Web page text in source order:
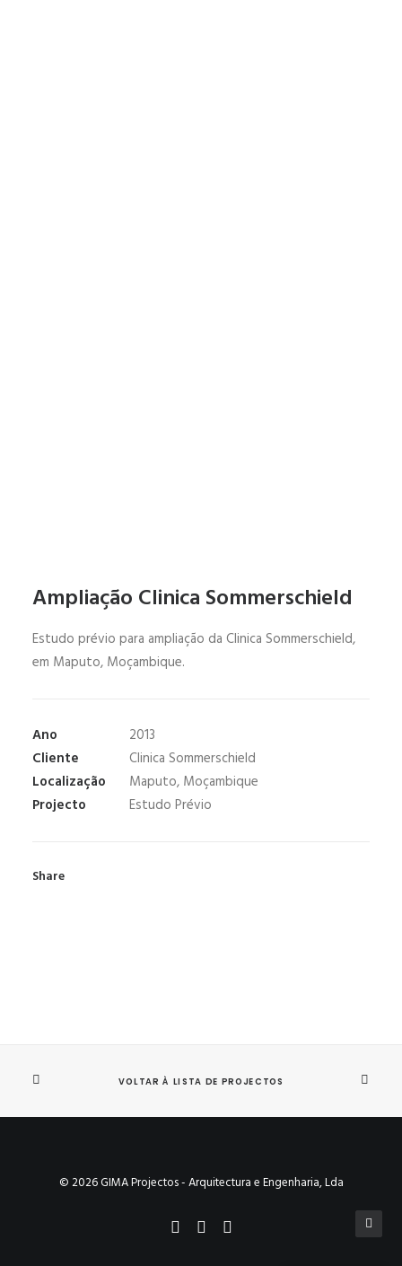
Ampliação Clinica Sommerschield
Estudo prévio para ampliação da Clinica Sommerschield,
em Maputo, Moçambique.
Ano
2013
Cliente
Clinica Sommerschield
Localização
Maputo, Moçambique
Projecto
Estudo Prévio
Share
VOLTAR À LISTA DE PROJECTOS
© 2026 GIMA Projectos - Arquitectura e Engenharia, Lda